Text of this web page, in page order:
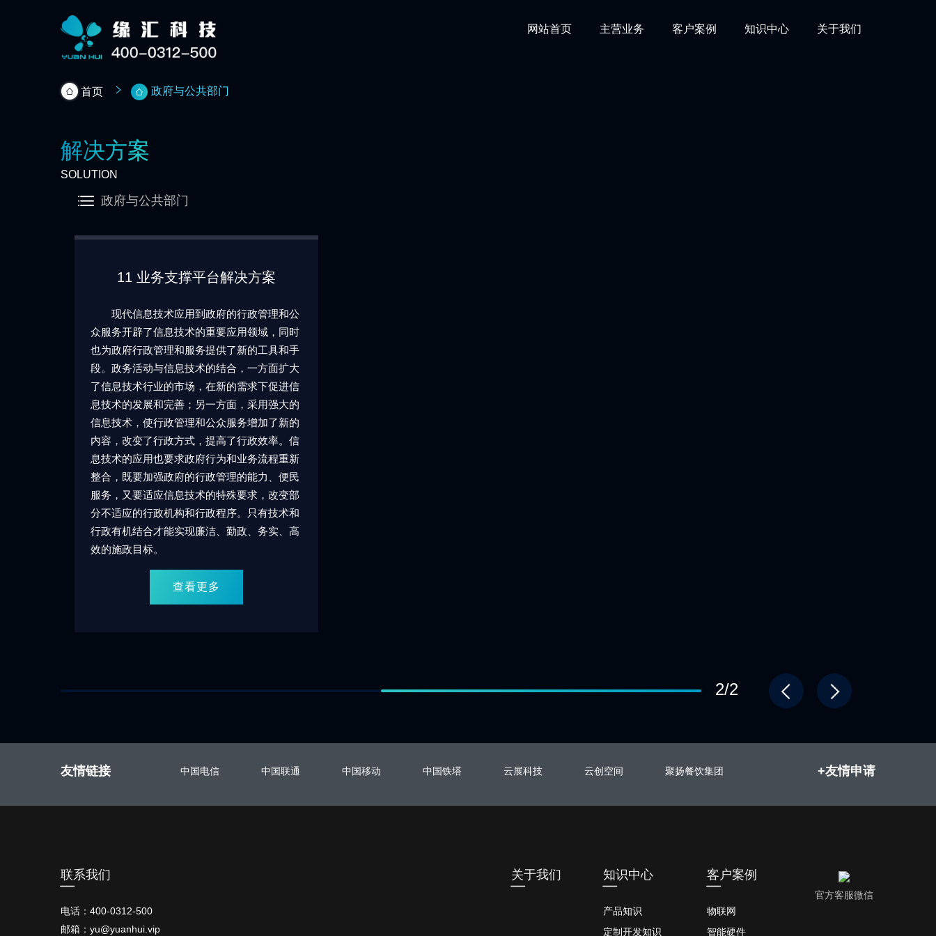
网站首页 主营业务 客户案例 知识中心 关于我们
首页 政府与公共部门
解决方案
SOLUTION
政府与公共部门
综合集团
政府与公共部门
制造行业
文体教育
交通运输
服务行业
电子商务
金融行业
其他行业
11 业务支撑平台解决方案
现代信息技术应用到政府的行政管理和公
众服务开辟了信息技术的重要应用领域，同时
也为政府行政管理和服务提供了新的工具和手
段。政务活动与信息技术的结合，一方面扩大
了信息技术行业的市场，在新的需求下促进信
息技术的发展和完善；另一方面，采用强大的
信息技术，使行政管理和公众服务增加了新的
内容，改变了行政方式，提高了行政效率。信
息技术的应用也要求政府行为和业务流程重新
整合，既要加强政府的行政管理的能力、便民
服务，又要适应信息技术的特殊要求，改变部
分不适应的行政机构和行政程序。只有技术和
行政有机结合才能实现廉洁、勤政、务实、高
效的施政目标。
查看更多
2/2
友情链接 中国电信 中国联通 中国移动 中国铁塔 云展科技 云创空间 聚扬餐饮集团 +友情申请
联系我们
电话： 400-0312-500
邮箱：yu@yuanhui.vip
关于我们 知识中心
产品知识
定制开发知识
客户案例
物联网
智能硬件
官方客服微信